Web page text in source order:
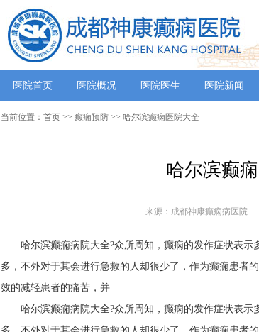
医院首页 医院概况 医院医生 医院新闻
当前位置： 首页 >> 癫痫预防 >> 哈尔滨癫痫医院大全
哈尔滨癫
来源：成都神康癫痫病医院
哈尔滨癫痫病院大全?众所周知，癫痫的发作症状表
多，不外对于其会进行急救的人却很少了，作为癫痫患者
效的减轻患者的痛苦，并
哈尔滨癫痫病院大全?众所周知，癫痫的发作症状表